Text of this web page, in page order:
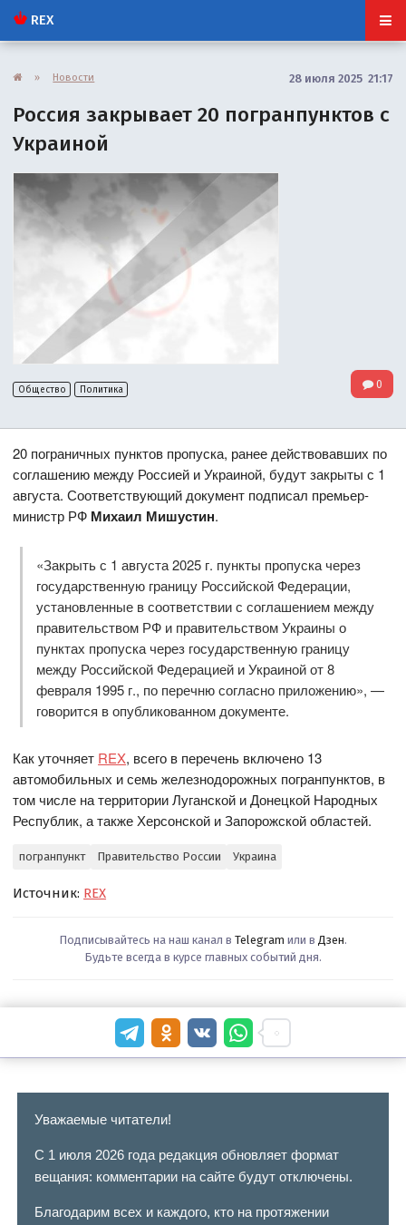
REX
» Новости 28 июля 2025 21:17
Россия закрывает 20 погранпунктов с
Украиной
Общество Политика 0
20 пограничных пунктов пропуска, ранее действовавших по
соглашению между Россией и Украиной, будут закрыты с 1
августа. Соответствующий документ подписал премьер-
министр РФ Михаил Мишустин.
«Закрыть с 1 августа 2025 г. пункты пропуска через
государственную границу Российской Федерации,
установленные в соответствии с соглашением между
правительством РФ и правительством Украины о
пунктах пропуска через государственную границу
между Российской Федерацией и Украиной от 8
февраля 1995 г., по перечню согласно приложению», —
говорится в опубликованном документе.
Как уточняет REX, всего в перечень включено 13
автомобильных и семь железнодорожных погранпунктов, в
том числе на территории Луганской и Донецкой Народных
Республик, а также Херсонской и Запорожской областей.
погранпункт Правительство России Украина
Источник: REX
Подписывайтесь на наш канал в Telegram или в Дзен.
Будьте всегда в курсе главных событий дня.
Уважаемые читатели!
С 1 июля 2026 года редакция обновляет формат
вещания: комментарии на сайте будут отключены.
Благодарим всех и каждого, кто на протяжении